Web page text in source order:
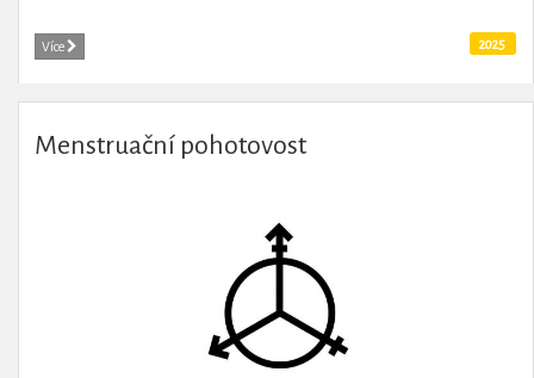
Více 2025
Menstruační pohotovost